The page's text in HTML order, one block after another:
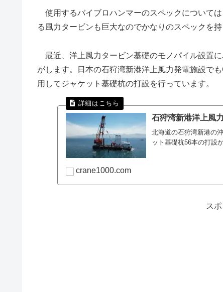
使用するバイブロハンマーのスペックについて
る風力タービンも巨大なのでかなりのスペックを
最近、洋上風力タービン基礎のモノパイル設置
がします。日本の石狩湾新港洋上風力発電施設で
用してジャケット基礎杭の打設を行っています。
石狩湾新港洋上風
北海道の石狩湾新港の
ット基礎杭56本の打設
crane1000.com
ス